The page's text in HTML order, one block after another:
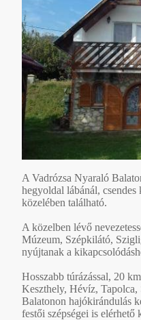
A Vadrózsa Nyaraló
hegyoldal lábánál,
közelében található.
A közelben lévő
Múzeum, Szépkilátó,
nyújtanak a
Hosszabb túrázással, 20
Keszthely, Hévíz, Tapolca,
Balatonon hajókirándulás
festői szépségei is elérhető